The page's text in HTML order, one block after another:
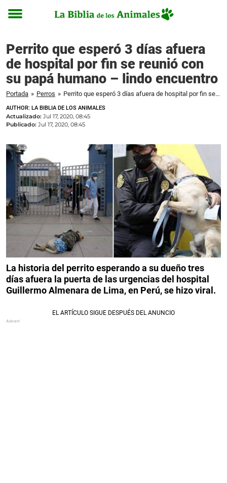
Toggle
Perrito que esperó 3 días afuera
de hospital por fin se reunió con
su papá humano – lindo encuentro
Portada » Perros » Perrito que esperó 3 días afuera de hospital por fin se reunió con su papá humano – lindo encuentro
AUTHOR: LA BIBLIA DE LOS ANIMALES
Actualizado: Jul 17, 2020, 08:45
Publicado: Jul 17, 2020, 08:45
La historia del perrito esperando a su dueño tres
días afuera la puerta de las urgencias del hospital
Guillermo Almenara de Lima, en Perú, se hizo viral.